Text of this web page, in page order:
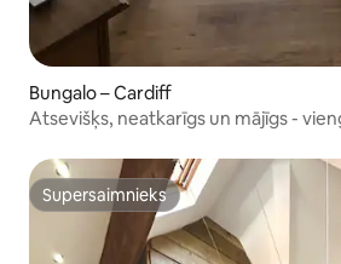
Bungalo – Cardiff
Atsevišķs, neatkarīgs un mājīgs -
Supersaimnieks
Supersaimnieks